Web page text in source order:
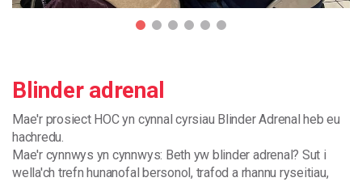
Blinder adrenal
Mae'r prosiect HOCyn cynnal cyrsiau BlinderAdrenal hebeu
hachredu.
Mae'rcynnwys yn cynnwys: Beth yw blinder adrenal? Sut i
wella'ch trefn hunanofal bersonol, trafod a rhannu ryseitiau,